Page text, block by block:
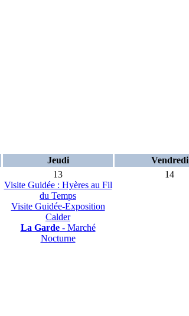
Jeudi Vendredi
13
Visite Guidée : Hyères au Fil
du Temps
Visite Guidée-Exposition
Calder
La Garde- Marché
Nocturne
14